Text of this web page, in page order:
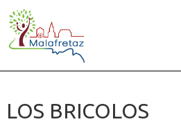
LOS BRICOLOS